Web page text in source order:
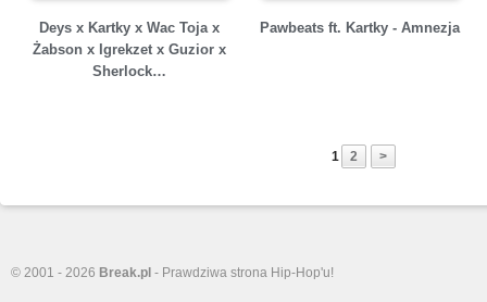
Deys x Kartky x Wac Toja x
Żabson x Igrekzet x Guzior x
Sherlock…
Pawbeats ft. Kartky - Amnezja
1 2 >
© 2001 - 2026 Break.pl - Prawdziwa strona Hip-Hop'u!